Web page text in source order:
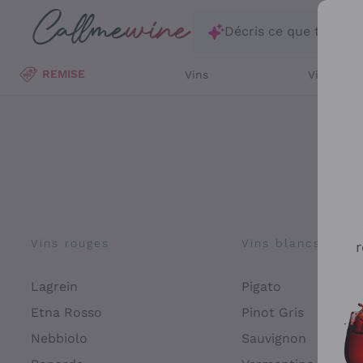
Passer au contenu principal
Décris ce que tu
REMISE Vins Vins
Vins rouges
Lagrein
Etna Rosso
Nebbiolo
Vins blancs
Pigato
Pinot Gris
Sauvignon